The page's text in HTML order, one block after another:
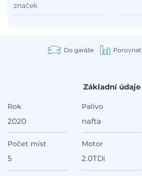
značek
Do garáže Porovnat
Základní údaje
Rok
2020
Palivo
nafta
Počet míst
5
Motor
2.0TDi